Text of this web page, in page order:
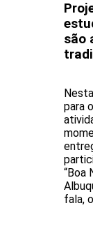
são
para
“Boa
fala,